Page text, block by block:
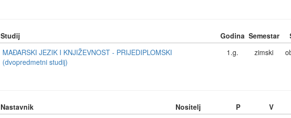
Studij Godina Semestar
MAĐARSKI JEZIK I KNJIŽEVNOST - PRIJEDIPLOMSKI
(dvopredmetni studij)
1.g. zimski
Nastavnik Nositelj P V